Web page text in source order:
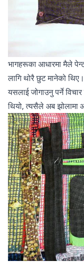
भागहरूका आधारमा मैले
लागि थोरै छुट मानेको
यसलाई जोगाउनु पर्ने
थियो, त्यसैले अब झोलामा